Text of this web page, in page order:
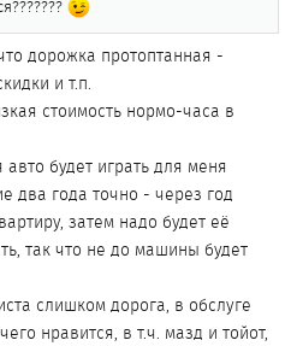
дорожка протоптанная -
и т.п.
стоимость нормо-часа в
будет играть для меня
года точно - через год
затем надо будет её
так что не до машины будет
слишком дорога, в обслуге
нравится, в т.ч. мазд и тойот,